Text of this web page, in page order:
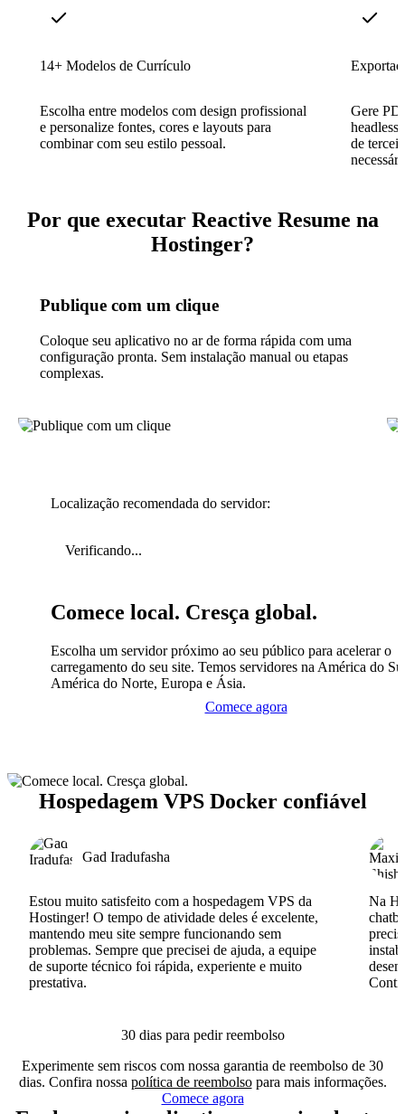
14+ Modelos de Currículo
Escolha entre modelos com design profissional
e personalize fontes, cores e layouts para
combinar com seu estilo pessoal.
Gere
de
Por que executar Reactive Resume na
Hostinger?
Publique com um clique
Coloque seu aplicativo no ar de forma rápida com uma
configuração pronta. Sem instalação manual ou etapas
complexas.
Localização recomendada do servidor:
Verificando...
Comece local. Cresça global.
Escolha um servidor próximo ao seu público para acelerar o
carregamento do seu site. Temos servidores na América do
América do Norte, Europa e Ásia.
Comece agora
Hospedagem VPS Docker confiável
Gad Iradufasha
Estou muito satisfeito com a hospedagem VPS da
Hostinger! O tempo de atividade deles é excelente,
mantendo meu site sempre funcionando sem
problemas. Sempre que precisei de ajuda, a equipe
de suporte técnico foi rápida, experiente e muito
prestativa.
Na
30 dias para pedir reembolso
Experimente sem riscos com nossa garantia de reembolso de 30
dias. Confira nossa política de reembolsopara mais informações.
Comece agora